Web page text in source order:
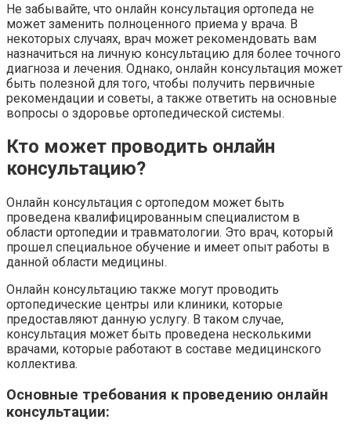
Не забывайте, что онлайн консультация ортопеда не
может заменить полноценного приема у врача. В
некоторых случаях, врач может рекомендовать вам
назначиться на личную консультацию для более точного
диагноза и лечения. Однако, онлайн консультация может
быть полезной для того, чтобы получить первичные
рекомендации и советы, а также ответить на основные
вопросы о здоровье ортопедической системы.
Кто может проводить онлайн
консультацию?
Онлайн консультация с ортопедом может быть
проведена квалифицированным специалистом в
области ортопедии и травматологии. Это врач, который
прошел специальное обучение и имеет опыт работы в
данной области медицины.
Онлайн консультацию также могут проводить
ортопедические центры или клиники, которые
предоставляют данную услугу. В таком случае,
консультация может быть проведена несколькими
врачами, которые работают в составе медицинского
коллектива.
Основные требования к проведению онлайн
консультации: